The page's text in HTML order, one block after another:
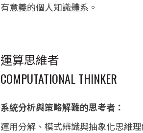
有意義的個人知識體系。
運算思維者
COMPUTATIONAL THINKER
系統分析與策略解難的思考者：
運用分解、模式辨識與抽象化思維